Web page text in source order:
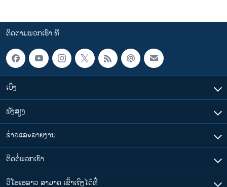
ຕິດຕາມພວກເຮົາ ທີ່
ເບິ່ງ
ຟັງສຽງ
ຂ່າວແລະລາຍງານ
ຕິດຕໍ່ພວກເຮົາ
ວີໂອເອລາວ ສາມາດ ເຂົ້າເຖິງໄດ້ທີ່